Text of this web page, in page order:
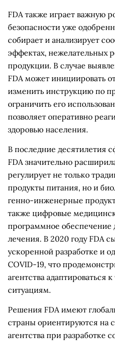
FDA также играет важную
безопасности уже
собирает и анализирует
эффектах, нежелательных
продукции. В случае
FDA может инициировать
изменить инструкцию по
ограничить его
позволяет оперативно
здоровью населения.
В последние десятилетия
FDA значительно
регулирует не только
продукты питания, но и
генно-инженерные
также цифровые
программное обеспечение
лечения. В 2020 году FDA
ускоренной разработке и
COVID-19, что
агентства адаптироваться
ситуациям.
Решения FDA имеют
страны ориентируются на
агентства при разработке